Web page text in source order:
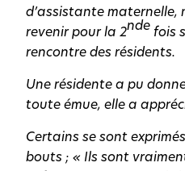
d’assistante maternelle,
revenir pour la 2nde fois
rencontre des résidents.
Une résidente a pu
toute émue, elle a
Certains se sont
bouts ; « Ils sont